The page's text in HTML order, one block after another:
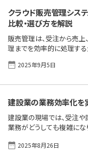
らあります。 本記事では
の流れ、つまずきやすいポイ
ムの使い分けや支援ツー
に役立つポイントを整理し
管理に少しでも不安や手間
覧く [&hellip;]
クラウド販売管理シス
比較・選び方を解説
販売管理は、受注から売上
理までを効率的に処理す
Excelによる管理が主流で
に、クラウド型の需要が昨
本記事では、クラウド型
を中小企業、情報システ
て紹介。それぞれの課題
すめ製品を比較し、導入のメ
に適したシステムを見極め
2025年9月5日
建設業の業務効率化を
建設業の現場では、受注
業務がどうしても複雑にな
ていませんか？ 本記事では
2025年8月26日